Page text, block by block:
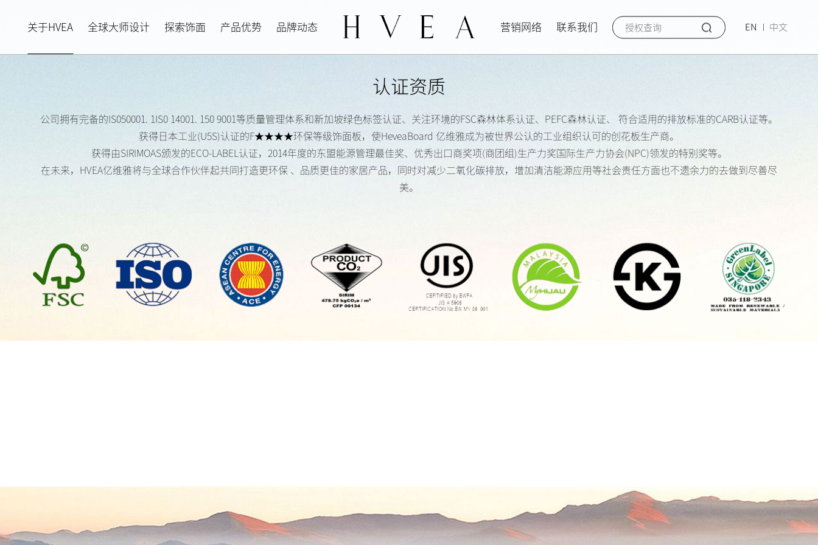
关于HVEA 全球大师设计 探索饰面 产品优势 品牌动态 营销网络 联系我们 EN 中文
认证资质
公司拥有完备的IS050001. 1IS0 14001. 150 9001等质量管理体系和新加坡绿色标签认证、关注环境的FSC森林体系认证、PEFC森林认证、 符合适用的排放标准的CARB认证等。
获得日本工业(U5S)认证的F★★★★环保等级饰面板，使HeveaBoard 亿维雅成为被世界公认的工业组织认可的创花板生产商。
获得由SIRIMOAS颁发的ECO-LABEL认证，2014年度的东盟能源管理最佳奖、优秀出口商奖项(商团组)生产力奖国际生产力协会(NPC)领发的特别奖等。
在未来，HVEA亿维雅将与全球合作伙伴起共同打造更环保 、品质更佳的家居产品，同时对减少二氧化碳排放，增加清洁能源应用等社会责任方面也不遗余力的去做到尽善尽
美。